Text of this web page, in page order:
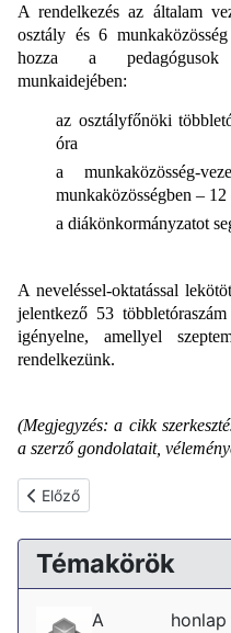
A rendelkezés az általam
osztály és 6
hozza a pedagógusok
munkaidejében:
az osztályfőnöki
óra
a munkaközösség-
munkaközösségben – 12
a diákönkormányzatot
A neveléssel-oktatással
jelentkező 53
igényelne, amellyel
rendelkezünk.
(Megjegyzés: a cikk
a szerző gondolatait,
Előző cikk: Seat Cupra Leon
Előző
Témakörök
A honlap